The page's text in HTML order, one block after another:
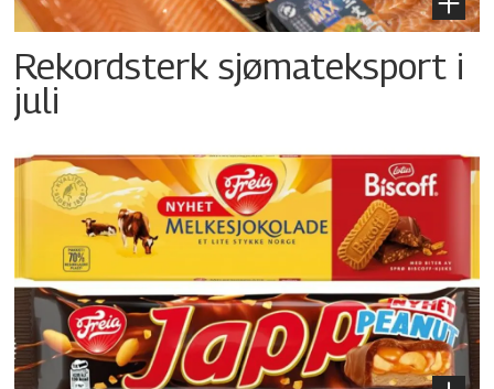
Rekordsterk sjømateksport i
juli